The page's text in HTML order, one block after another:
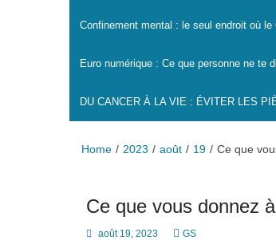
Confinement mental : le seul endroit où
Euro numérique : Ce que personne ne te
DU CANCER À LA VIE : ÉVITER LES
Home 2023 août 19 Ce que
Ce que vous donnez
août 19, 2023 GS